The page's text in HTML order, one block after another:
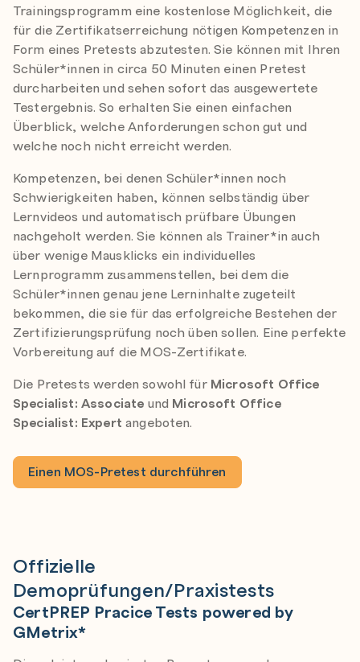
Trainingsprogramm eine kostenlose Möglichkeit, die
für die Zertifikatserreichung nötigen Kompetenzen in
Form eines Pretests abzutesten. Sie können mit Ihren
Schüler*innen in circa 50 Minuten einen Pretest
durcharbeiten und sehen sofort das ausgewertete
Testergebnis. So erhalten Sie einen einfachen
Überblick, welche Anforderungen schon gut und
welche noch nicht erreicht werden.
Kompetenzen, bei denen Schüler*innen noch
Schwierigkeiten haben, können selbständig über
Lernvideos und automatisch prüfbare Übungen
nachgeholt werden. Sie können als Trainer*in auch
über wenige Mausklicks ein individuelles
Lernprogramm zusammenstellen, bei dem die
Schüler*innen genau jene Lerninhalte zugeteilt
bekommen, die sie für das erfolgreiche Bestehen der
Zertifizierungsprüfung noch üben sollen. Eine perfekte
Vorbereitung auf die MOS-Zertifikate.
Die Pretests werden sowohl für Microsoft Office
Specialist: Associate und Microsoft Office
Specialist: Expert angeboten.
Einen MOS-Pretest durchführen
Offizielle
Demoprüfungen/Praxistests
CertPREP Pracice Tests powered by
GMetrix*